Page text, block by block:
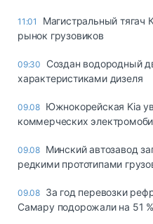
11:01
Магистральный тягач
рынок грузовиков
09:30
Создан водородный
характеристиками дизеля
09.08 Южнокорейская Kia
коммерческих
09.08 Минский автозавод
редкими прототипами
09.08 За год перевозки
Самару подорожали на 51 %